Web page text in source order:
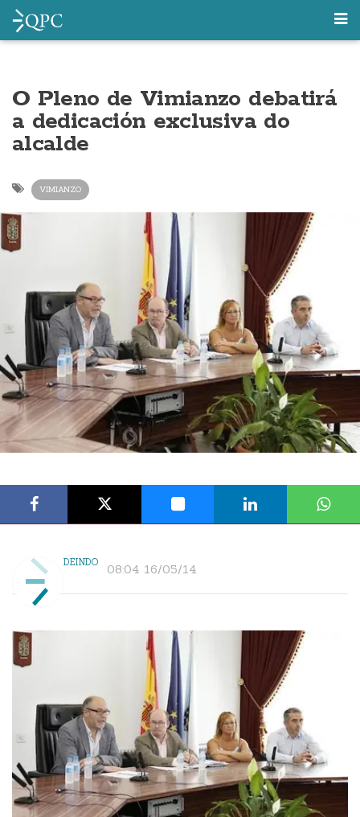
O Pleno de Vimianzo debatirá
a dedicación exclusiva do
alcalde
VIMIANZO
DEINDO 08:04 16/05/14